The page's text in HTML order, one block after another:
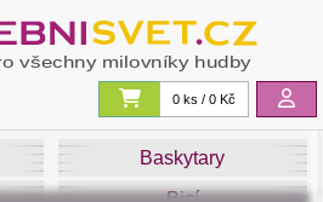
0 ks / 0 Kč
Baskytary